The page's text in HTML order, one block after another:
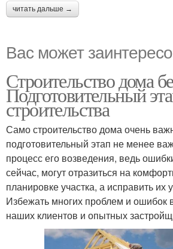
читать дальше →
Вас может
Строительство дома
Подготовительный
строительства
Само строительство дома очень
подготовительный этап не менее
процесс его возведения, ведь
сейчас, могут отразиться на
планировке участка, а исправить их
Избежать многих проблем и ошибок
наших клиентов и опытных